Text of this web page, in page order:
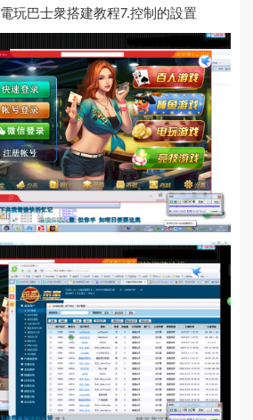
電玩巴士衆搭建教程7.控制的設置